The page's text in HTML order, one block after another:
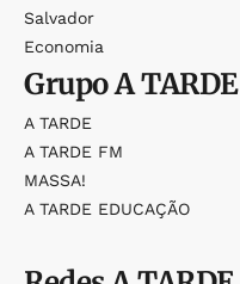
Salvador
Economia
GrupoA TARDE
A TARDE
A TARDE FM
MASSA!
A TARDE EDUCAÇÃO